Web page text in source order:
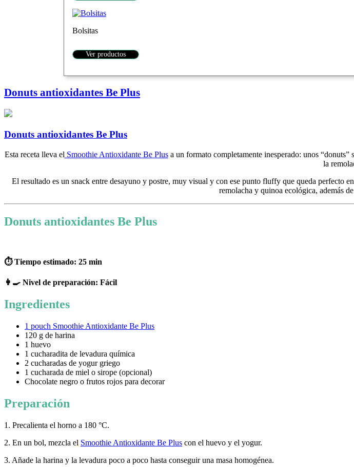
Bolsitas
Ver productos
Donuts antioxidantes Be Plus
Donuts antioxidantes Be Plus
Esta receta lleva el Smoothie Antioxidante Be Plusa un formato completamente inesperado: unos
la
El resultado es un snack entre desayuno y postre, muy visual y con ese punto fluffy que queda perfecto
remolacha y quinoa ecológica, además
Donuts antioxidantes Be Plus
⏱ Tiempo estimado: 25 min
👩‍🍳 Nivel de preparación: Fácil
Ingredientes
1 pouch Smoothie Antioxidante Be Plus
120 g de harina
1 huevo
1 cucharadita de levadura química
2 cucharadas de yogur griego
1 cucharada de miel o sirope (opcional)
Chocolate negro o frutos rojos para decorar
Preparación
1. Precalienta el horno a 180 °C.
2. En un bol, mezcla el Smoothie Antioxidante Be Plus con el huevo y el yogur.
3. Añade la harina y la levadura poco a poco hasta conseguir una masa homogénea.